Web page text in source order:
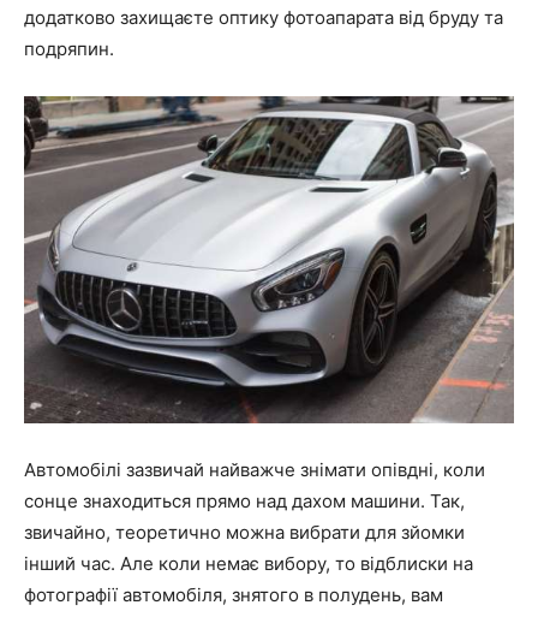
додатково захищаєте оптику фотоапарата від бруду та
подряпин.
Автомобілі зазвичай найважче знімати опівдні, коли
сонце знаходиться прямо над дахом машини. Так,
звичайно, теоретично можна вибрати для зйомки
інший час. Але коли немає вибору, то відблиски на
фотографії автомобіля, знятого в полудень, вам